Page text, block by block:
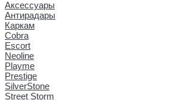
Аксессуары
Антирадары
Каркам
Cobra
Escort
Neoline
Playme
Prestige
SilverStone
Street Storm